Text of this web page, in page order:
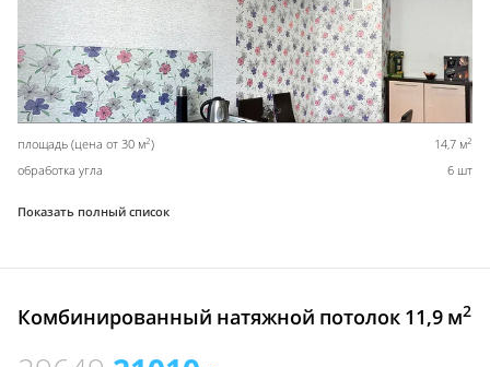
площадь (цена от 30 м2) 14,7 м2
обработка угла 6 шт
Показать полный список
Комбинированный натяжной потолок 11,9 м2